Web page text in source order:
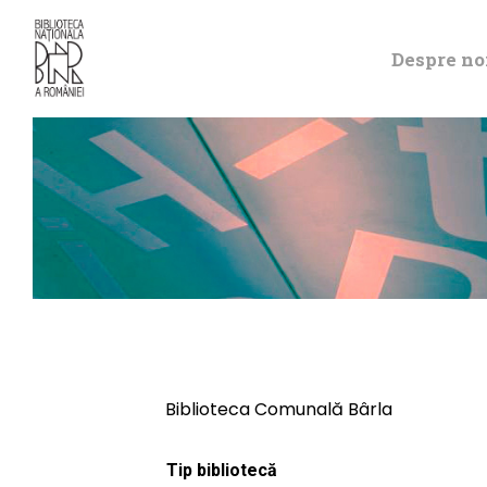
Despre
Biblioteca Comunală Bârla
Tip bibliotecă